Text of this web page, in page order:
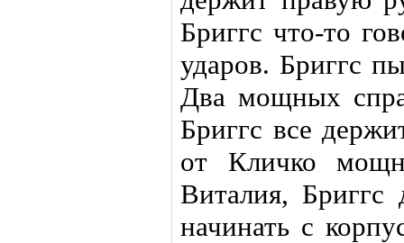
Бриггс что-то
ударов. Бриггс
Два мощных
Бриггс все
от Кличко
Виталия,
начинать с